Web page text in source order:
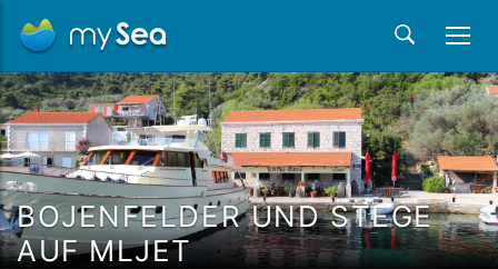
BOJENFELDER UND STEGE
AUF MLJET